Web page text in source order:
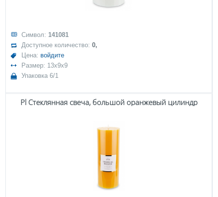
Символ: 141081
Доступное количество:0,
Цена: войдите
Размер: 13x9x9
Упаковка 6/1
Pl Стеклянная свеча, большой оранжевый цилиндр